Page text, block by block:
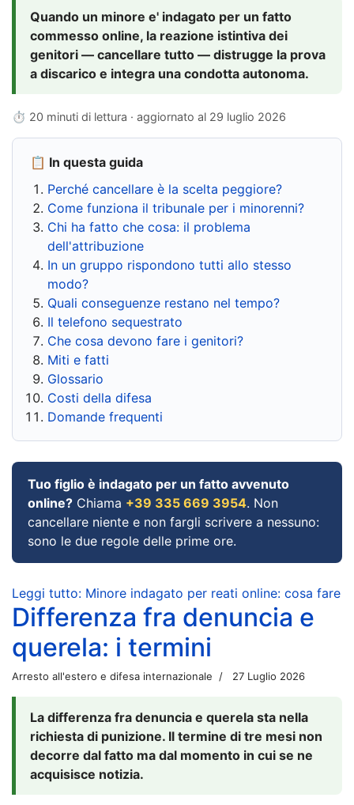
Quando un minore e' indagato per un fatto
commesso online, la reazione istintiva dei
genitori — cancellare tutto — distrugge la prova
a discarico e integra una condotta autonoma.
⏱ 20 minuti di lettura · aggiornato al 29 luglio 2026
📋 In questa guida
Perché cancellare è la scelta peggiore?
Come funziona il tribunale per i minorenni?
Chi ha fatto che cosa: il problema
dell'attribuzione
In un gruppo rispondono tutti allo stesso
modo?
Quali conseguenze restano nel tempo?
Il telefono sequestrato
Che cosa devono fare i genitori?
Miti e fatti
Glossario
Costi della difesa
Domande frequenti
Tuo figlio è indagato per un fatto avvenuto
online? Chiama +39 335 669 3954. Non
cancellare niente e non fargli scrivere a nessuno:
sono le due regole delle prime ore.
Leggi tutto: Minore indagato per reati online: cosa fare
Differenza fra denuncia e
querela: i termini
Arresto all'estero e difesa internazionale 27 Luglio 2026
La differenza fra denuncia e querela sta nella
richiesta di punizione. Il termine di tre mesi non
decorre dal fatto ma dal momento in cui se ne
acquisisce notizia.